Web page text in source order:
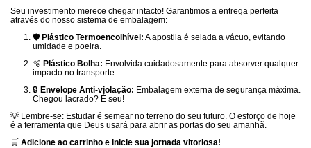
Seu investimento merece chegar intacto! Garantimos a entrega perfeita
através do nosso sistema de embalagem:
🛡️ Plástico Termoencolhível: A apostila é selada a vácuo, evitando
umidade e poeira.
🫧 Plástico Bolha: Envolvida cuidadosamente para absorver qualquer
impacto no transporte.
🔒 Envelope Anti-violação: Embalagem externa de segurança máxima.
Chegou lacrado? É seu!
💡 Lembre-se: Estudar é semear no terreno do seu futuro. O esforço de hoje
é a ferramenta que Deus usará para abrir as portas do seu amanhã.
🛒 Adicione ao carrinho e inicie sua jornada vitoriosa!